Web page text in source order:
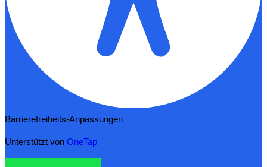
Barrierefreiheits-Anpassungen
Unterstützt von OneTap